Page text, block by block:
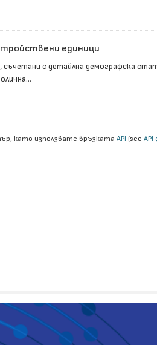
единици
с детайлна демографска
като използвате връзката API (see